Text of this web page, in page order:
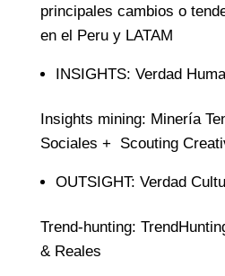
principales cambios o
en el Peru y LATAM
INSIGHTS: Verdad
Insights mining: Minería
Sociales + Scouting
OUTSIGHT: Verdad
Trend-hunting:
& Reales